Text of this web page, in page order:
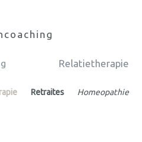
Relatietherapie
Retraites Homeopathie